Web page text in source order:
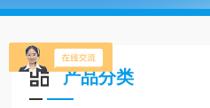
产品分类